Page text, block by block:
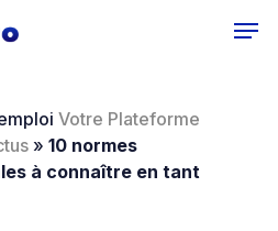
Votre Plateforme
» 10 normes
à connaître en tant